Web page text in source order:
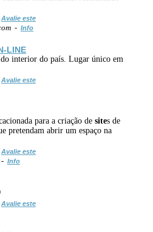
Avalie este
- Info
LINE
interior do país. Lugar único em
Avalie este
para a criação de sites de
pretendam abrir um espaço na
Avalie este
Info
Avalie este